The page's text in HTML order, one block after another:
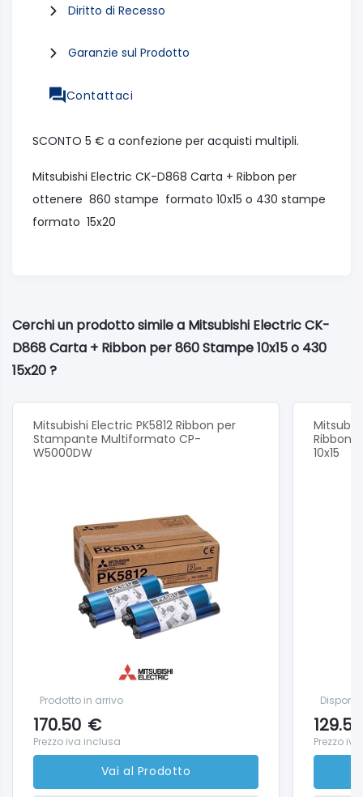
Diritto di Recesso
Garanzie sul Prodotto
Contattaci
SCONTO 5 € a confezione per acquisti multipli.
Mitsubishi Electric CK-D868 Carta + Ribbon per
ottenere 860 stampe formato 10x15 o 430 stampe
formato 15x20
Cerchi un prodotto simile a Mitsubishi Electric CK-
D868 Carta + Ribbon per 860 Stampe 10x15 o 430
15x20 ?
Mitsubishi Electric PK5812 Ribbon per
Stampante Multiformato CP-
W5000DW
Prodotto in arrivo
170.50 €
Prezzo iva inclusa
Vai al Prodotto
Ribbon
10x15
129.50
Prezzo